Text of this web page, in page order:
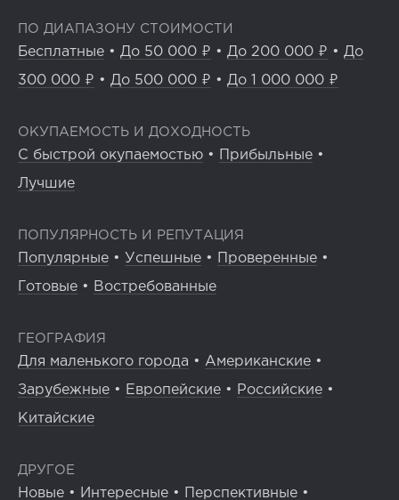
ПО ДИАПАЗОНУ СТОИМОСТИ
Бесплатные • До 50 000 ₽ • До 200 000 ₽ • До
300 000 ₽ • До 500 000 ₽ • До 1 000 000 ₽
ОКУПАЕМОСТЬ И ДОХОДНОСТЬ
С быстрой окупаемостью • Прибыльные •
Лучшие
ПОПУЛЯРНОСТЬ И РЕПУТАЦИЯ
Популярные • Успешные • Проверенные •
Готовые • Востребованные
ГЕОГРАФИЯ
Для маленького города • Американские •
Зарубежные • Европейские • Российские •
Китайские
ДРУГОЕ
Новые • Интересные • Перспективные •